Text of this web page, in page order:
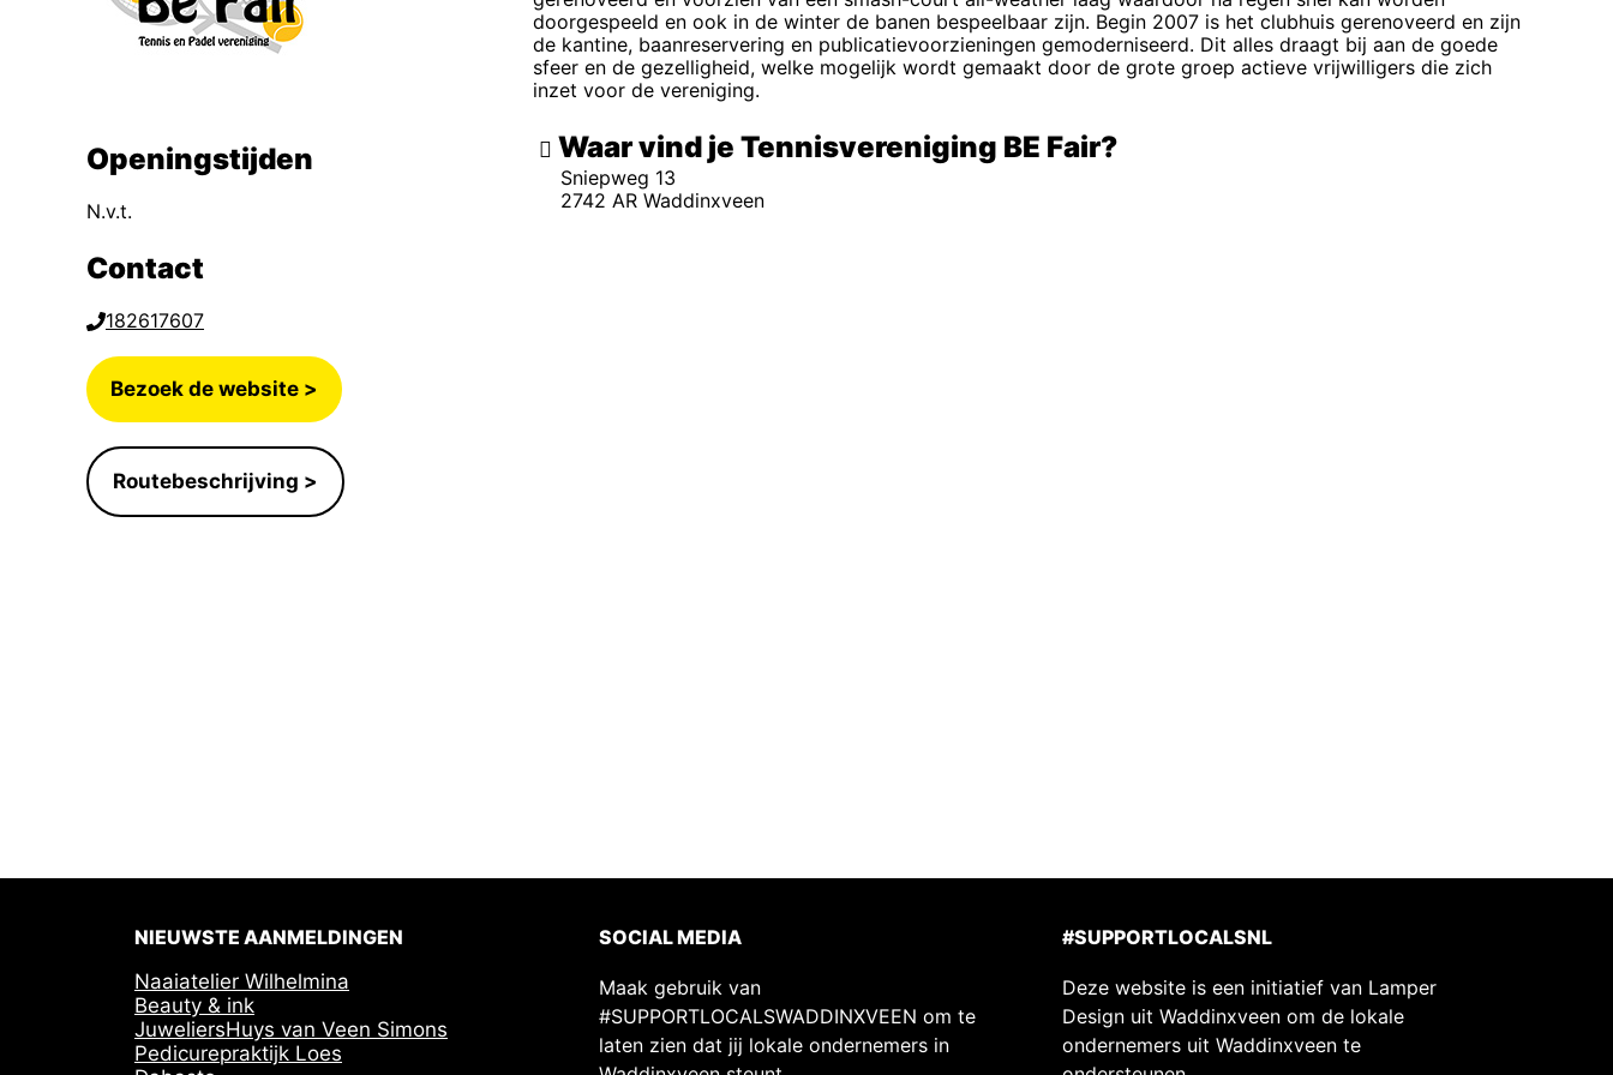
doorgespeeld en ook in de winter de banen bespeelbaar zijn. Begin 2007 is het clubhuis gerenoveerd en zijn
de kantine, baanreservering en publicatievoorzieningen gemoderniseerd. Dit alles draagt bij aan de goede
sfeer en de gezelligheid, welke mogelijk wordt gemaakt door de grote groep actieve vrijwilligers die zich
inzet voor de vereniging.
Openingstijden
N.v.t.
Contact
182617607
Bezoek de website >
Routebeschrijving >
Waar vind je Tennisvereniging BE Fair
Sniepweg 13
2742 AR Waddinxveen
NIEUWSTE AANMELDINGEN
Naaiatelier Wilhelmina
Beauty & ink
JuweliersHuys van Veen Simons
Pedicurepraktijk Loes
SOCIAL MEDIA
Maak gebruik van
#SUPPORTLOCALSWADDINXVEEN om te
laten zien dat jij lokale ondernemers in
#SUPPORTLOCALSNL
Deze website is een initiatief van Lamper
Design uit Waddinxveen om de lokale
ondernemers uit Waddinxveen te